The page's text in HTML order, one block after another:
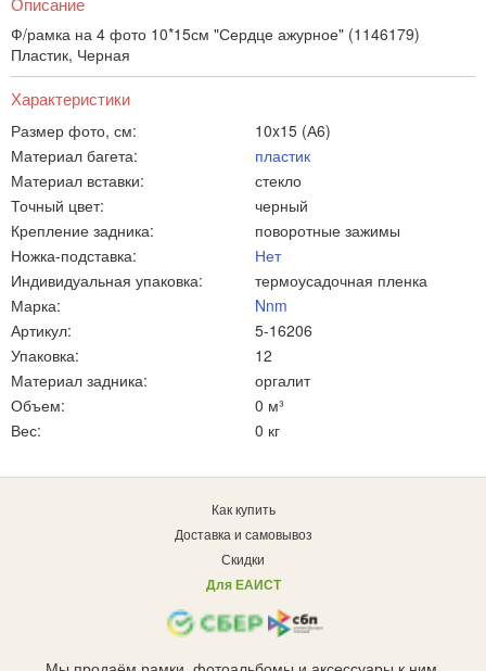
Ф/рамка на 4 фото 10*15см "Сердце ажурное" (1146179)
Пластик, Черная
Характеристики
Размер фото, см:
10x15 (А6)
Материал багета:
пластик
Материал вставки:
стекло
Точный цвет:
черный
Крепление задника:
поворотные зажимы
Ножка-подставка:
Нет
Индивидуальная упаковка:
термоусадочная пленка
Марка:
Nnm
Артикул:
5-16206
Упаковка:
12
Материал задника:
оргалит
Объем:
0 м³
Вес:
0 кг
Как купить
Доставка и самовывоз
Скидки
Для ЕАИСТ